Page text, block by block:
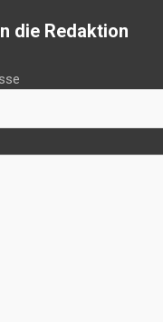
die Redaktion